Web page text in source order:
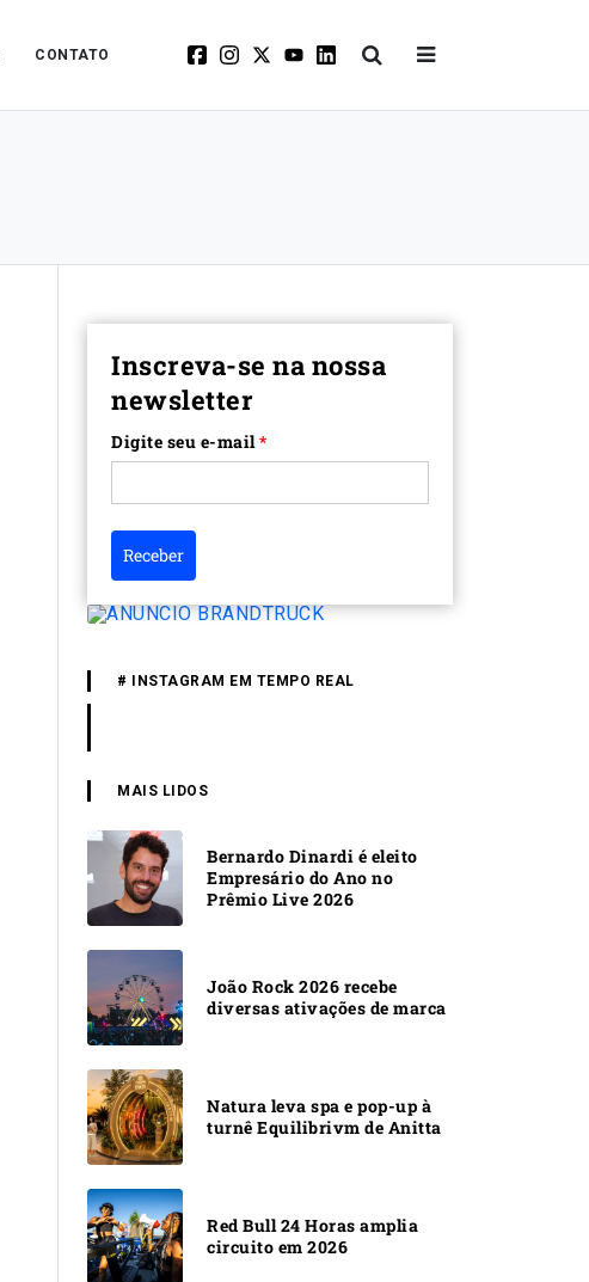
CONTATO
Inscreva-se na nossa
newsletter
Digite seu e-mail*
Receber
# INSTAGRAM EM TEMPO REAL
MAIS LIDOS
Bernardo Dinardi é eleito
Empresário do Ano no
Prêmio Live 2026
João Rock 2026 recebe
diversas ativações de marca
Natura leva spa e pop-up à
turnê Equilibrivm de Anitta
Red Bull 24 Horas amplia
circuito em 2026